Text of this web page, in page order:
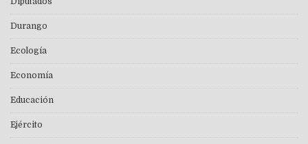
Durango
Ecología
Economía
Educación
Ejército